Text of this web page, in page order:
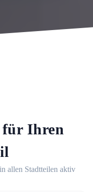
für Ihren
allen Stadtteilen aktiv